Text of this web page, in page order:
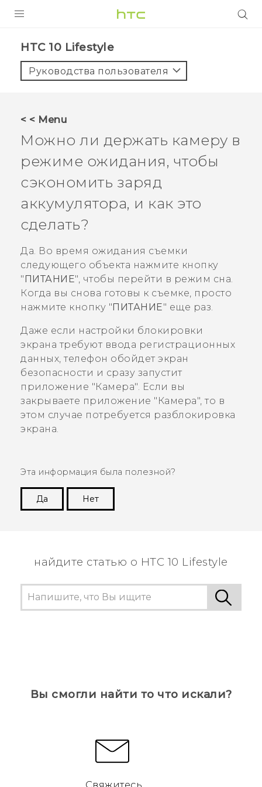
5G
VIVERSE
ПОДДЕРЖКА
HTC 10 Lifestyle‎
Руководства пользователя
< < Menu
Можно ли держать камеру в
режиме ожидания, чтобы
сэкономить заряд
аккумулятора, и как это
сделать?
Да. Во время ожидания съемки
следующего объекта нажмите кнопку
"‍ ПИТАНИЕ"‍, чтобы перейти в режим сна.
Когда вы снова готовы к съемке, просто
нажмите кнопку "‍ ПИТАНИЕ"‍ еще раз.
Даже если настройки блокировки
экрана требуют ввода регистрационных
данных, телефон обойдет экран
безопасности и сразу запустит
приложение "‍Камера"‍. Если вы
закрываете приложение "‍ Камера"‍, то в
этом случае потребуется разблокировка
экрана.
Эта информация была полезной?
Да
Нет
найдите статью о HTC 10 Lifestyle
Вы смогли найти то что искали?